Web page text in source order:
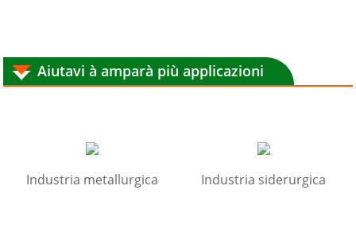
Aiutavi à amparà più applicazioni
Industria metallurgica Industria siderurgica